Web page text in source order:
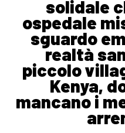
solidale
ospedale
sguardo
realtà
piccolo
Kenya,
mancano i